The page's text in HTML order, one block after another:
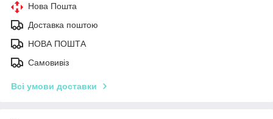
Нова Пошта
Доставка поштою
НОВА ПОШТА
Самовивіз
Всі умови доставки